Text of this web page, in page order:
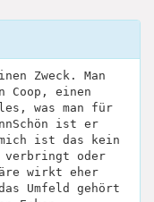
Zweck. Man
Coop, einen
was man für
ist er
ist das kein
oder
wirkt eher
Umfeld gehört